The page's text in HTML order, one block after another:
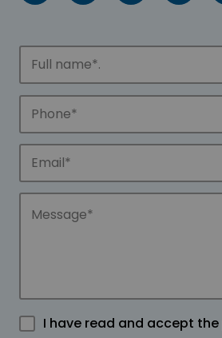
I have read and accept the